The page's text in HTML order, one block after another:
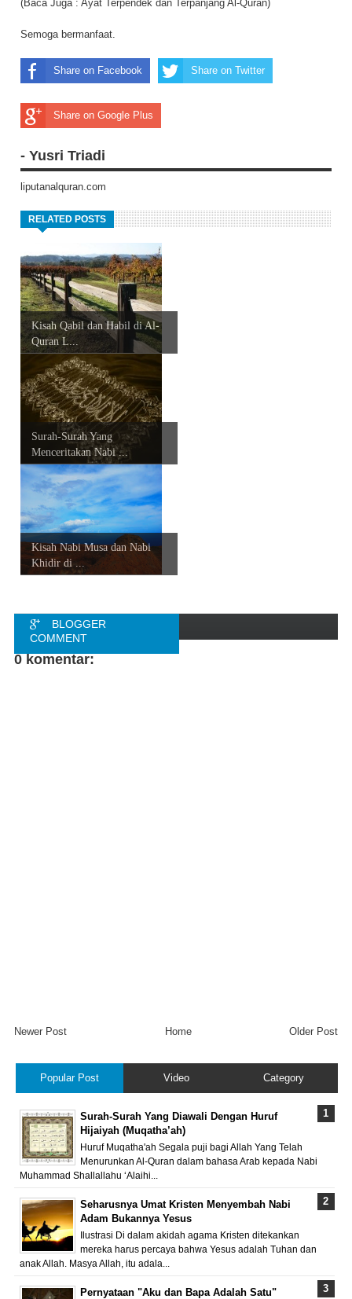
(Baca Juga : Ayat Terpendek dan Terpanjang Al-Quran)
Semoga bermanfaat.
Share on Facebook Share on Twitter
Share on Google Plus
- Yusri Triadi
liputanalquran.com
RELATED POSTS
Kisah Qabil dan Habil di Al-
Quran L...
Surah-Surah Yang
Menceritakan Nabi ...
Kisah Nabi Musa dan Nabi
Khidir di ...
BLOGGER
COMMENT
0 komentar:
Newer Post Older Post
Home
Popular Post Video Category
Surah-Surah Yang Diawali Dengan Huruf
Hijaiyah (Muqatha’ah)
Huruf Muqatha'ah Segala puji bagi Allah Yang Telah
Menurunkan Al-Quran dalam bahasa Arab kepada Nabi
Muhammad Shallallahu ‘Alaihi...
Seharusnya Umat Kristen Menyembah Nabi
Adam Bukannya Yesus
Ilustrasi Di dalam akidah agama Kristen ditekankan
mereka harus percaya bahwa Yesus adalah Tuhan dan
anak Allah. Masya Allah, itu adala...
Pernyataan "Aku dan Bapa Adalah Satu"